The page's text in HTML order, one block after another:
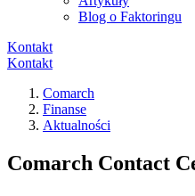
Blog o Faktoringu
Kontakt
Kontakt
Comarch
Finanse
Aktualności
Comarch Contact